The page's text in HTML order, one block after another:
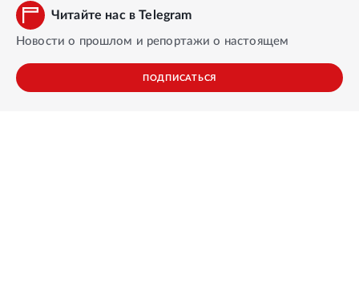
Читайте нас в Telegram
Новости о прошлом и репортажи о настоящем
ПОДПИСАТЬСЯ